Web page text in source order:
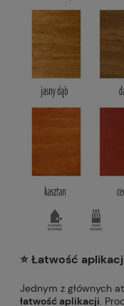
⭐️ Łatwość
Jednym z głównych
łatwość aplikacji.